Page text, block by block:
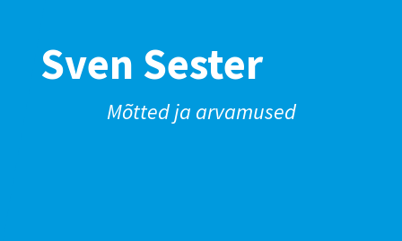
Sven Sester
Mõtted ja arvamused